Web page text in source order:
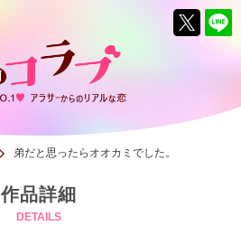
弟だと思ったらオオカミでした。
作品詳細
DETAILS